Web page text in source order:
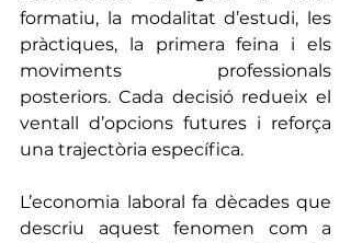
formatiu, la modalitat d’estudi, les
pràctiques, la primera feina i els
moviments professionals
posteriors. Cada decisió redueix el
ventall d’opcions futures i reforça
una trajectòria específica.
L’economia laboral fa dècades que